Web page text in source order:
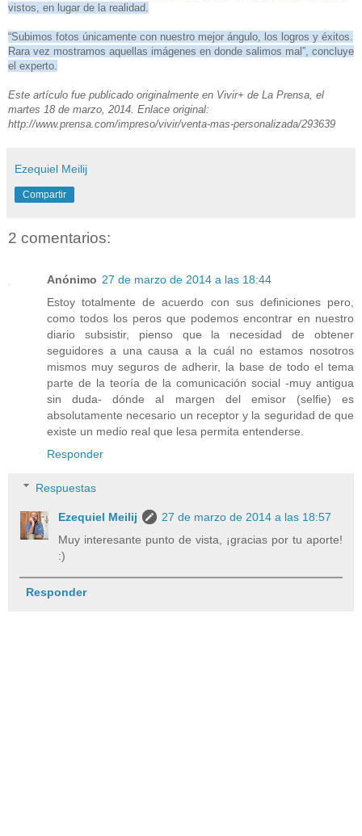
vistos, en lugar de la realidad.
“Subimos fotos únicamente con nuestro mejor ángulo, los logros y éxitos.
Rara vez mostramos aquellas imágenes en donde salimos mal”, concluye
el experto.
Este artículo fue publicado originalmente en Vivir+ de La Prensa, el
martes 18 de marzo, 2014. Enlace original:
http://www.prensa.com/impreso/vivir/venta-mas-personalizada/293639
Ezequiel Meilij
Compartir
2 comentarios:
Anónimo 27 de marzo de 2014 a las 18:44
Estoy totalmente de acuerdo con sus definiciones pero,
como todos los peros que podemos encontrar en nuestro
diario subsistir, pienso que la necesidad de obtener
seguidores a una causa a la cuál no estamos nosotros
mismos muy seguros de adherir, la base de todo el tema
parte de la teoría de la comunicación social -muy antigua
sin duda- dónde al margen del emisor (selfie) es
absolutamente necesario un receptor y la seguridad de que
existe un medio real que lesa permita entenderse.
Responder
Respuestas
Ezequiel Meilij
27 de marzo de 2014 a las 18:57
Muy interesante punto de vista, ¡gracias por tu aporte!
:)
Responder